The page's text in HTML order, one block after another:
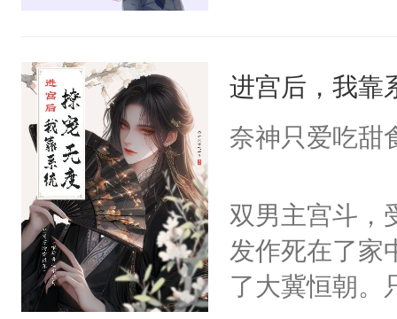
成为所有白莲
I，他们决定
莲花可不止有
点脑袋，看着
常见问题一：
教科书版：“
进宫后，我靠
奈神只爱吃甜
双男主宫斗，
发作死在了家
了大冀恒朝。